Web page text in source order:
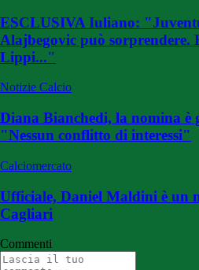
ESCLUSIVA Iuliano:
Alajbegovic può sorprendere.
Lippi..."
Notizie Calcio
Diana Bianchedi, la nomina è
"Nessun conflitto di interessi"
Calciomercato
Ufficiale, Daniel Maldini è un
Cagliari
Commenti